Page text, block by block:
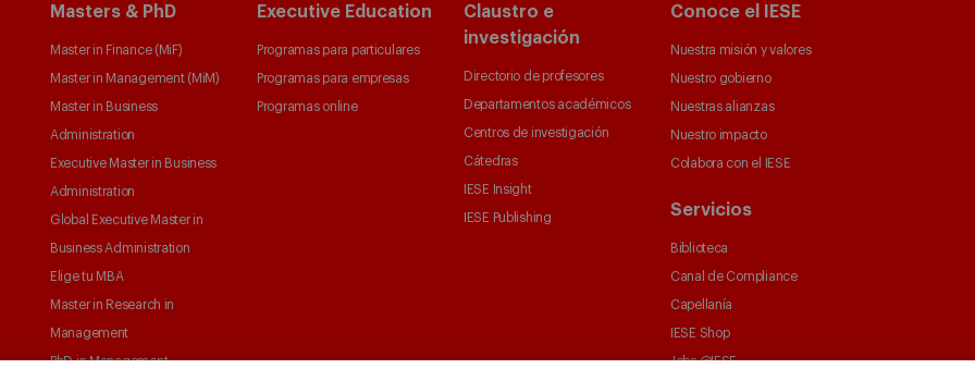
Masters & PhD
Master in Finance (MiF)
Master in Management (MiM)
Master in Business
Administration
Executive Master in Business
Administration
Global Executive Master in
Business Administration
Elige tu MBA
Master in Research in
Management
PhD in Management
Executive Education
Programas para particulares
Programas para empresas
Programas online
Claustro e
investigación
Directorio de profesores
Departamentos académicos
Centros de investigación
Cátedras
IESE Insight
IESE Publishing
Conoce el IESE
Nuestra misión y valores
Nuestro gobierno
Nuestras alianzas
Nuestro impacto
Colabora con el IESE
Servicios
Biblioteca
Canal de Compliance
Capellanía
IESE Shop
Jobs @IESE